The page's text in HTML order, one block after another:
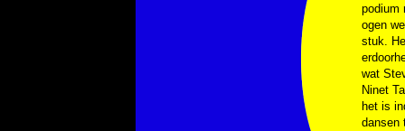
podium
ogen
stuk.
wat
Ninet
het is
dansen